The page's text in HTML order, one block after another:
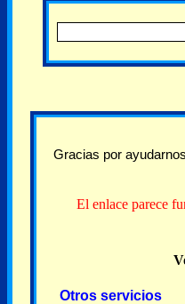
Gracias por
El enlace parece
Otros servicios